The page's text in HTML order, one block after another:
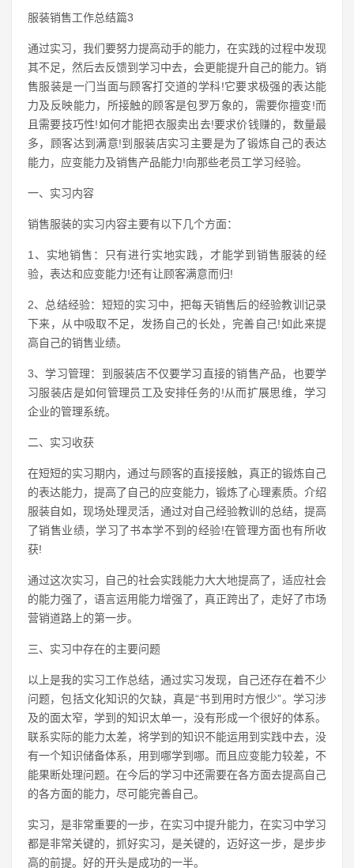
服装销售工作总结篇3
通过实习，我们要努力提高动手的能力，在实践的过程中发现
其不足，然后去反馈到学习中去，会更能提升自己的能力。销
售服装是一门当面与顾客打交道的学科!它要求极强的表达能
力及反映能力，所接触的顾客是包罗万象的，需要你擅变!而
且需要技巧性!如何才能把衣服卖出去!要求价钱赚的，数量最
多，顾客达到满意!到服装店实习主要是为了锻炼自己的表达
能力，应变能力及销售产品能力!向那些老员工学习经验。
一、实习内容
销售服装的实习内容主要有以下几个方面：
1、实地销售：只有进行实地实践，才能学到销售服装的经
验，表达和应变能力!还有让顾客满意而归!
2、总结经验：短短的实习中，把每天销售后的经验教训记录
下来，从中吸取不足，发扬自己的长处，完善自己!如此来提
高自己的销售业绩。
3、学习管理：到服装店不仅要学习直接的销售产品，也要学
习服装店是如何管理员工及安排任务的!从而扩展思维，学习
企业的管理系统。
二、实习收获
在短短的实习期内，通过与顾客的直接接触，真正的锻炼自己
的表达能力，提高了自己的应变能力，锻炼了心理素质。介绍
服装自如，现场处理灵活，通过对自己经验教训的总结，提高
了销售业绩，学习了书本学不到的经验!在管理方面也有所收
获!
通过这次实习，自己的社会实践能力大大地提高了，适应社会
的能力强了，语言运用能力增强了，真正跨出了，走好了市场
营销道路上的第一步。
三、实习中存在的主要问题
以上是我的实习工作总结，通过实习发现，自己还存在着不少
问题，包括文化知识的欠缺，真是“书到用时方恨少”。学习涉
及的面太窄，学到的知识太单一，没有形成一个很好的体系。
联系实际的能力太差，将学到的知识不能运用到实践中去，没
有一个知识储备体系，用到哪学到哪。而且应变能力较差，不
能果断处理问题。在今后的学习中还需要在各方面去提高自己
的各方面的能力，尽可能完善自己。
实习，是非常重要的一步，在实习中提升能力，在实习中学习
都是非常关键的，抓好实习，是关键的，迈好这一步，是步步
高的前提。好的开头是成功的一半。